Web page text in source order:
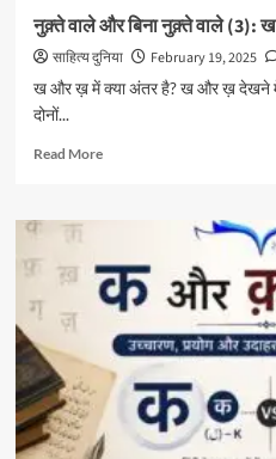
नुक़्ते वाले और बिना नुक़्ते वाले
साहित्य दुनिया February 19, 2025
ख और ख़ में क्या अंतर है? ख और ख़ देखने
दोनों...
Read MoreRead
नुक़्ते
और
बिना
नुक़्ते
वाले
(3):
ख
और
ख़…